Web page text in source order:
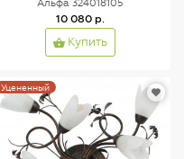
Альфа 324018105
10 080 р.
Купить
Уцененный